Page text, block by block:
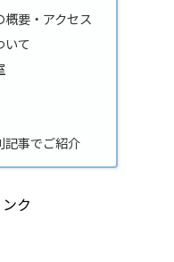
要・アクセス
いて
記事でご紹介
ク